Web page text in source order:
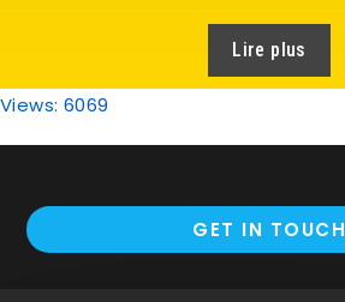
Lire plus
Views: 6069
GET IN TOUCH